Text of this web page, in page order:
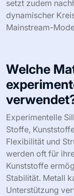
setzt zudem
dynamischer
Mainstream-
Welche
Experimentelle
Stoffe,
Flexibilität und
werden oft für
Kunststoffe
Stabilität. Metall
Unterstützung